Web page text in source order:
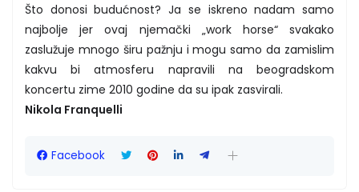
Što donosi budućnost? Ja se iskreno nadam samo
najbolje jer ovaj njemački „work horse“ svakako
zaslužuje mnogo širu pažnju i mogu samo da zamislim
kakvu bi atmosferu napravili na beogradskom
koncertu zime 2010 godine da su ipak zasvirali.
Nikola Franquelli
Facebook